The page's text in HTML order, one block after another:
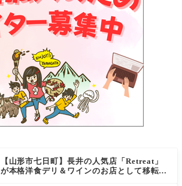
【山形市七日町】長井の人気店「Retreat」
が本格洋食デリ＆ワインのお店として移転オ